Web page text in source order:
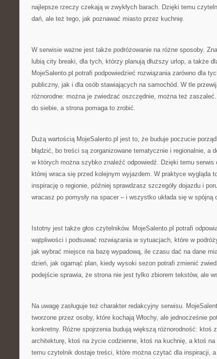
najlepsze rzeczy czekają w zwykłych barach. Dzięki temu
dań, ale też tego, jak poznawać miasto przez kuchnię.
W serwisie ważne jest także podróżowanie na różne sposoby.
lubią city breaki, dla tych, którzy planują dłuższy urlop, a także
MojeSalento.pl potrafi podpowiedzieć rozwiązania zarówno dla
publiczny, jak i dla osób stawiających na samochód. W tle
różnorodne: można je zwiedzać oszczędnie, można też
do siebie, a strona pomaga to zrobić.
Dużą wartością MojeSalento.pl jest to, że buduje poczucie
błądzić, bo treści są zorganizowane tematycznie i regionalnie, a
w których można szybko znaleźć odpowiedź. Dzięki temu serwis
której wraca się przed kolejnym wyjazdem. W praktyce wygląda
inspirację o regionie, później sprawdzasz szczegóły dojazdu i
wracasz po pomysły na spacer – i wszystko układa się w spójną
Istotny jest także głos czytelników. MojeSalento.pl potrafi
wątpliwości i podsuwać rozwiązania w sytuacjach, które w
jak wybrać miejsce na bazę wypadową, ile czasu dać na dane
dzień, jak ogarnąć plan, kiedy wysoki sezon potrafi zmienić
podejście sprawia, że strona nie jest tylko zbiorem tekstów, ale
Na uwagę zasługuje też charakter redakcyjny serwisu.
tworzone przez osoby, które kochają Włochy, ale jednocześnie
konkretny. Różne spojrzenia budują większą różnorodność: ktoś
architekturę, ktoś na życie codzienne, ktoś na kuchnię, a ktoś
temu czytelnik dostaje treści, które można czytać dla inspiracji,